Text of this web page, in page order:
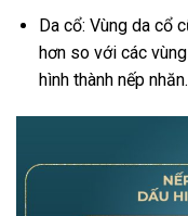
Da cổ: Vùng da cổ
hơn so với các
hình thành nếp nhăn.